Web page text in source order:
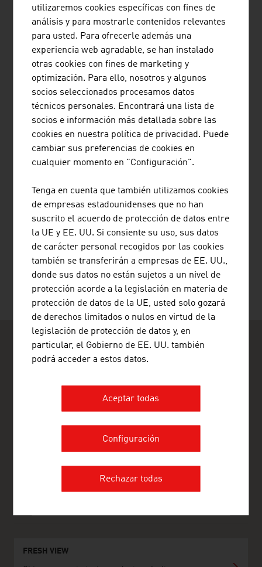
ADVANTAGE AUSTRIA genera oportunidades de negocio
internacionales promocionando los productos y servicios
de las empresas austriacas en todo el mundo, ayudando
a empresas y organizaciones de fuera de Austria a
establecer relaciones sólidas con empresas austriacas y
fomentando el intercambio de las mejores mentes e
innovaciones de Austria y del mundo.
ADVANTAGE AUSTRIA posee una amplia presencia
internacional y una red global muy densa de contactos
austriacos. Así nos aseguramos de poder ofrecer
respuestas competentes a cualquier problema o
disposición.
RECOMENDAR PÁGINA
ADVANTAGE AUSTRIA Madrid
C/ Orense, 11-6 Planta
madrid@advantageaustria.org
FRESH VIEW
utilizaremos cookies específicas con fines de
análisis y para mostrarle contenidos relevantes
para usted. Para ofrecerle además una
experiencia web agradable, se han instalado
otras cookies con fines de marketing y
optimización. Para ello, nosotros y algunos
socios seleccionados procesamos datos
técnicos personales. Encontrará una lista de
socios e información más detallada sobre las
cookies en nuestra política de privacidad. Puede
cambiar sus preferencias de cookies en
cualquier momento en "Configuración".
Tenga en cuenta que también utilizamos cookies
de empresas estadounidenses que no han
suscrito el acuerdo de protección de datos entre
la UE y EE. UU. Si consiente su uso, sus datos
de carácter personal recogidos por las cookies
también se transferirán a empresas de EE. UU.,
donde sus datos no están sujetos a un nivel de
protección acorde a la legislación en materia de
protección de datos de la UE, usted solo gozará
de derechos limitados o nulos en virtud de la
legislación de protección de datos y, en
particular, el Gobierno de EE. UU. también
podrá acceder a estos datos.
Aceptar todas
Configuración
Rechazar todas